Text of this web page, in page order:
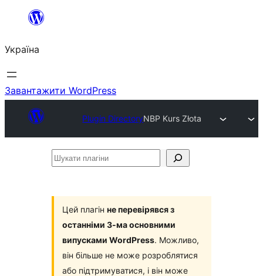
Перейти
вмісту
Україна
Завантажити WordPress
Plugin DirectoryNBP Kurs Złota
Шукати
Цей плагін не перевірявся з
останніми 3-ма основними
випусками WordPress. Можливо,
він більше не може розроблятися
або підтримуватися, і він може